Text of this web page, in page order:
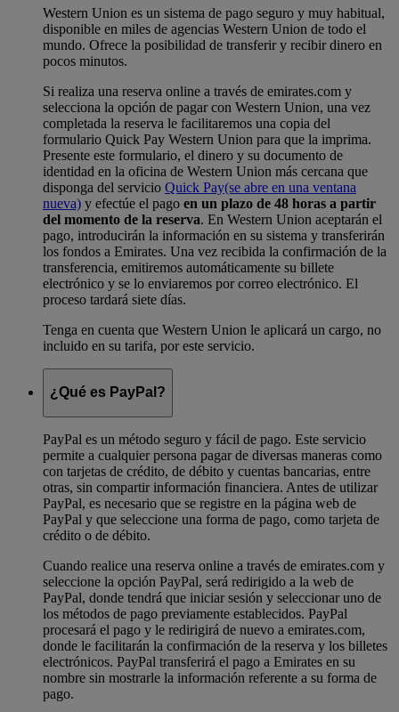
Western Union es un sistema de pago seguro y muy habitual,
disponible en miles de agencias Western Union de todo el
mundo. Ofrece la posibilidad de transferir y recibir dinero en
pocos minutos.
Si realiza una reserva online a través de emirates.com y
selecciona la opción de pagar con Western Union, una vez
completada la reserva le facilitaremos una copia del
formulario Quick Pay Western Union para que la imprima.
Presente este formulario, el dinero y su documento de
identidad en la oficina de Western Union más cercana que
disponga del servicio Quick Pay(se abre en una ventana
nueva) y efectúe el pago en un plazo de 48 horas a partir
del momento de la reserva. En Western Union aceptarán el
pago, introducirán la información en su sistema y transferirán
los fondos a Emirates. Una vez recibida la confirmación de la
transferencia, emitiremos automáticamente su billete
electrónico y se lo enviaremos por correo electrónico. El
proceso tardará siete días.
Tenga en cuenta que Western Union le aplicará un cargo, no
incluido en su tarifa, por este servicio.
¿Qué es PayPal?
PayPal es un método seguro y fácil de pago. Este servicio
permite a cualquier persona pagar de diversas maneras como
con tarjetas de crédito, de débito y cuentas bancarias, entre
otras, sin compartir información financiera. Antes de utilizar
PayPal, es necesario que se registre en la página web de
PayPal y que seleccione una forma de pago, como tarjeta de
crédito o de débito.
Cuando realice una reserva online a través de emirates.com y
seleccione la opción PayPal, será redirigido a la web de
PayPal, donde tendrá que iniciar sesión y seleccionar uno de
los métodos de pago previamente establecidos. PayPal
procesará el pago y le redirigirá de nuevo a emirates.com,
donde le facilitarán la confirmación de la reserva y los billetes
electrónicos. PayPal transferirá el pago a Emirates en su
nombre sin mostrarle la información referente a su forma de
pago.